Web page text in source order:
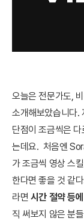
오늘은 전문가도,
소개해보았습니다.
단점이 조금씩은
는데요. 처음엔
가 조금씩 영상 스
한다면 좋을 것 같
라면 시간 절약 등
직 써보지 않은 분